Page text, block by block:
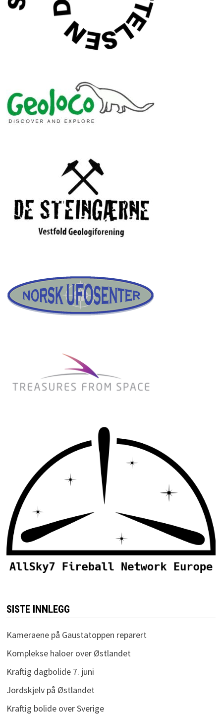
SISTE INNLEGG
Kameraene på Gaustatoppen reparert
Komplekse haloer over Østlandet
Kraftig dagbolide 7. juni
Jordskjelv på Østlandet
Kraftig bolide over Sverige